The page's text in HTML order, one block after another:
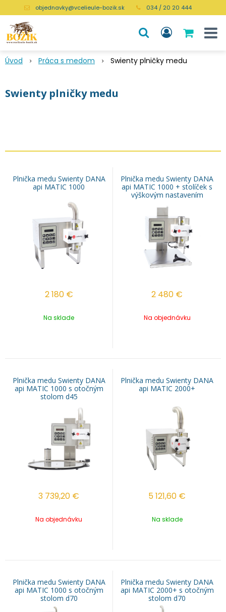
objednavky@vcelieule-bozik.sk 034 / 20 20 444
Úvod Práca s medom Swienty plničky medu
Swienty plničky medu
Plnička medu Swienty DANA
api MATIC 1000
2 180 €
Na sklade
Plnička medu Swienty DANA
api MATIC 1000 + stolíček s
výškovým nastavením
2 480 €
Na objednávku
Plnička medu Swienty DANA
api MATIC 1000 s otočným
stolom d45
3 739,20 €
Na objednávku
Plnička medu Swienty DANA
api MATIC 2000+
5 121,60 €
Na sklade
Plnička medu Swienty DANA
api MATIC 1000 s otočným
stolom d70
Plnička medu Swienty DANA
api MATIC 2000+ s otočným
stolom d70